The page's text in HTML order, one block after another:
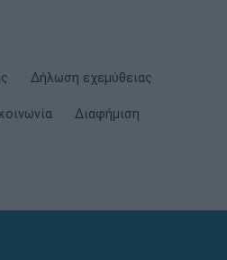
Δήλωση εχεμύθειας
Διαφήμιση